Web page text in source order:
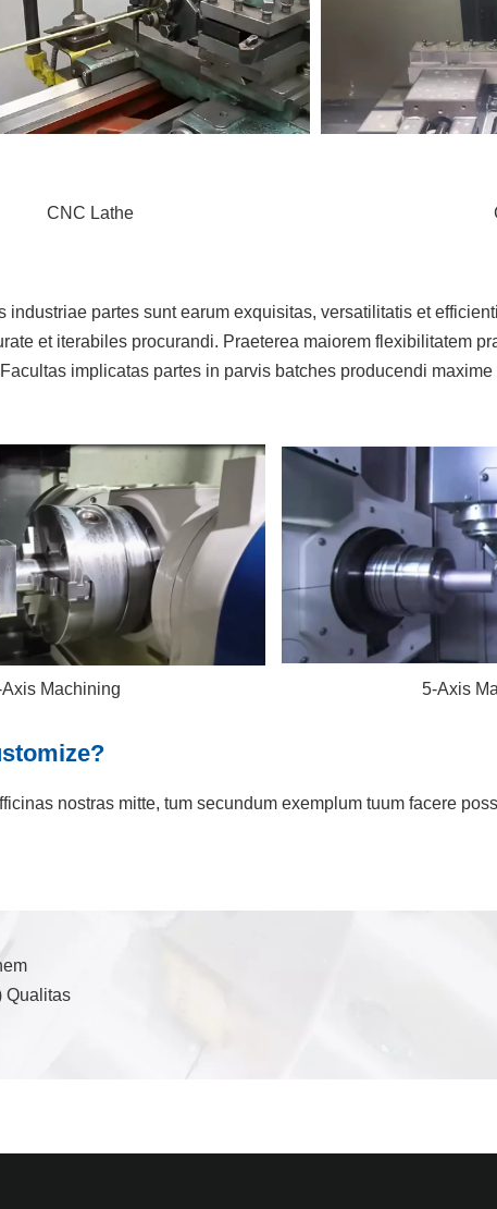
partes sunt earum exquisitas, versatilitatis et
et iterabiles procurandi. Praeterea maiorem flexibilitatem
implicatas partes in parvis batches producendi
Machining 5-Axis
nostras mitte, tum secundum exemplum tuum facere
Qualitas